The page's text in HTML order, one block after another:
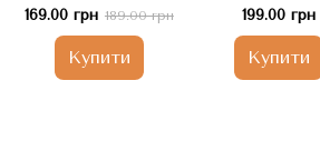
роботи Nuoxiang
10г, Китай
169.00 грн 189.00 грн
Купити
насиченим
Китай
199.00 грн
Купити